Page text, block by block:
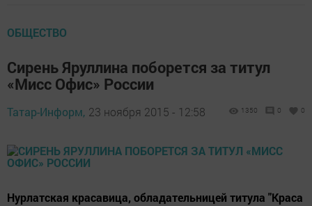
ОБЩЕСТВО
Сирень Яруллина поборется за титул
«Мисс Офис» России
Татар-Информ, 23 ноября 2015 - 12:58 1350 0 0
Нурлатская красавица, обладательницей титула "Краса